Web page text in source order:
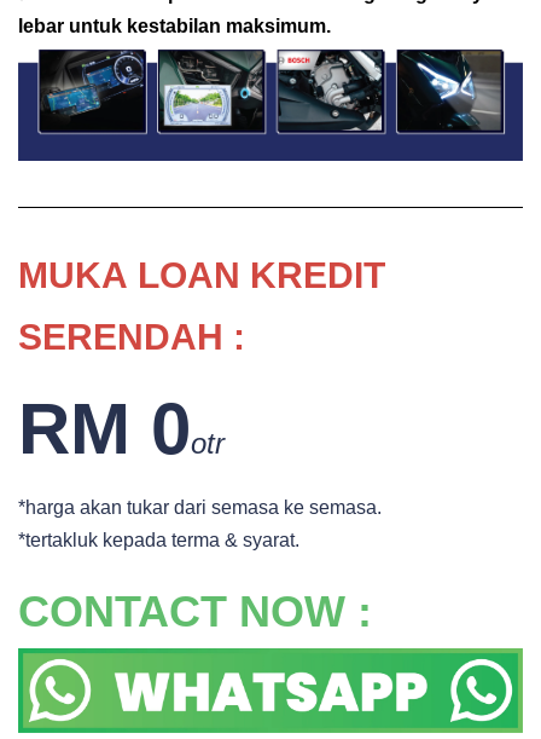
lebar untuk kestabilan maksimum.
MUKA LOAN KREDIT
SERENDAH :
RM 0otr
*harga akan tukar dari semasa ke semasa.
*tertakluk kepada terma & syarat.
CONTACT NOW :